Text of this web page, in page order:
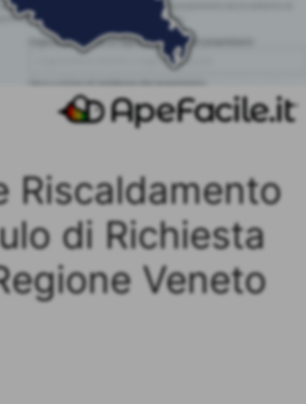
Riscaldamento
di Richiesta
Veneto